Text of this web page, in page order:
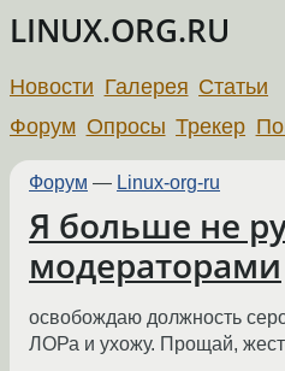
LINUX.ORG.RU
Новости Галерея Статьи
Форум Опросы Трекер
Форум — Linux-org-ru
Я больше не
модераторами
освобождаю должность
ЛОРа и ухожу. Прощай,